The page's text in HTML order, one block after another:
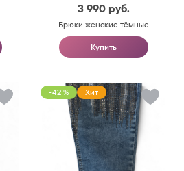
3 990 руб.
Брюки женские тёмные
Купить
-42 % Хит